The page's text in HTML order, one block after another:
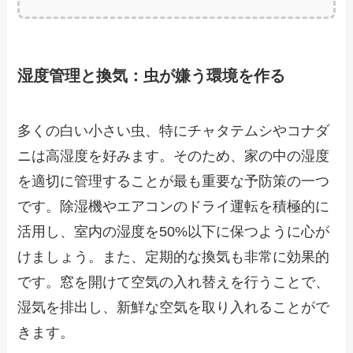
湿度管理と換気：虫が嫌う環境を作る
多くの白い小さい虫、特にチャタテムシやコナダ
ニは高湿度を好みます。そのため、家の中の湿度
を適切に管理することが最も重要な予防策の一つ
です。除湿機やエアコンのドライ運転を積極的に
活用し、室内の湿度を50%以下に保つように心が
けましょう。また、定期的な換気も非常に効果的
です。窓を開けて空気の入れ替えを行うことで、
湿気を排出し、新鮮な空気を取り入れることがで
きます。